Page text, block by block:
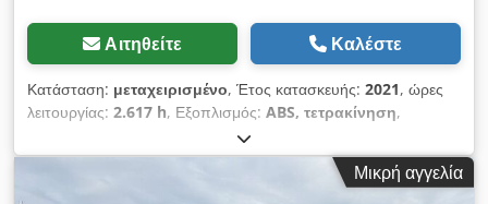
Αιτηθείτε Καλέστε
Κατάσταση: μεταχειρισμένο, Έτος κατασκευής: 2021, ώρες
λειτουργίας: 2.617 h, Εξοπλισμός: ABS, τετρακίνηση,
Caterpillar CAT M314 – κινητός εκσκαφέας – έτος κατασκευής
2021 – μόλις 2.617 ώρες λειτουργίας. Προς πώληση, διατίθεται
ένας κινητός εκσκαφέας Caterpillar M314 σε άριστηΜικρή αγγελία